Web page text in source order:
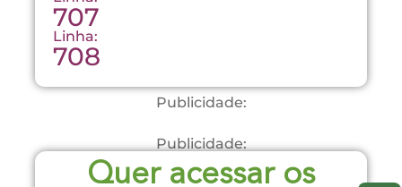
707
Linha:
708
Publicidade:
Publicidade:
Quer acessar os